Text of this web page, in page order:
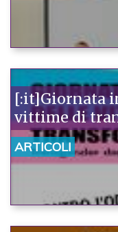
[:it]Giornata
vittime di
ARTICOLI